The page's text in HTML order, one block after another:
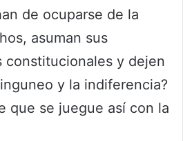
de ocuparse de la
asuman sus
constitucionales y dejen
y la indiferencia?
que se juegue así con la